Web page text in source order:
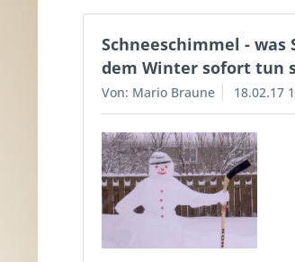
Schneeschimmel - was
dem Winter sofort tun
Von: Mario Braune 18.02.17